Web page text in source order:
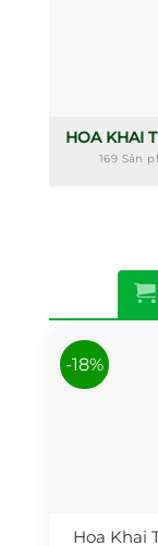
HOA KHAI
169 Sản
-18%
Hoa Khai